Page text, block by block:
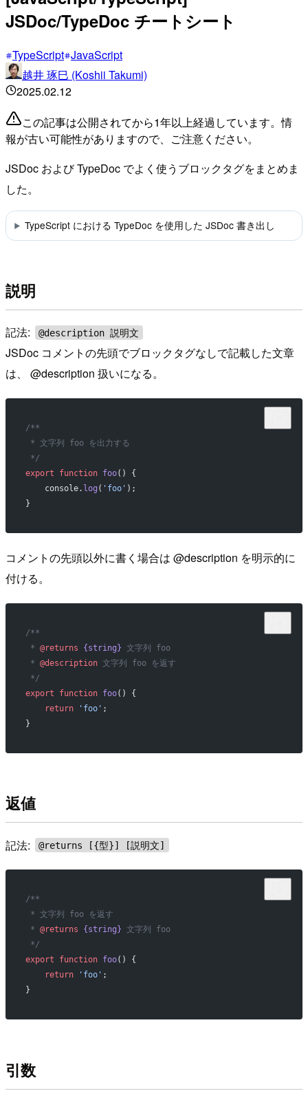
JSDoc/TypeDoc チートシート
TypeScript JavaScript
越井 琢巳 (Koshii Takumi)
2025.02.12
この記事は公開されてから1年以上経過しています。情
報が古い可能性がありますので、ご注意ください。
JSDoc および TypeDoc でよく使うブロックタグをまとめま
した。
TypeScript における TypeDoc を使用した JSDoc 書き出し
説明
記法: @description 説明文
JSDoc コメントの先頭でブロックタグなしで記載した文章
は、 @description 扱いになる。
/**
* 文字列 foo を出力する
*/
export function foo() {
    console.
log ( 'foo' );
}
コメントの先頭以外に書く場合は @description を明示的に
付ける。
/**
* @returns {string} 文字列 foo
* @description 文字列 foo を返す
*/
export function foo() {
    return
'foo' ;
}
返値
記法: @returns [{型}] [説明文]
/**
* 文字列 foo を返す
* @returns {string} 文字列 foo
*/
export function foo() {
    return
'foo' ;
}
引数